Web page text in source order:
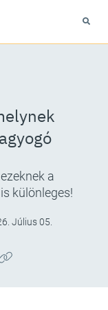
a
különleges!
Július 05.